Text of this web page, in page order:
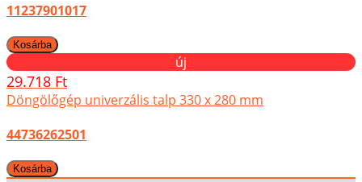
11237901017
új
29.718 Ft
Döngölőgép univerzális talp 330 x 280 mm
44736262501